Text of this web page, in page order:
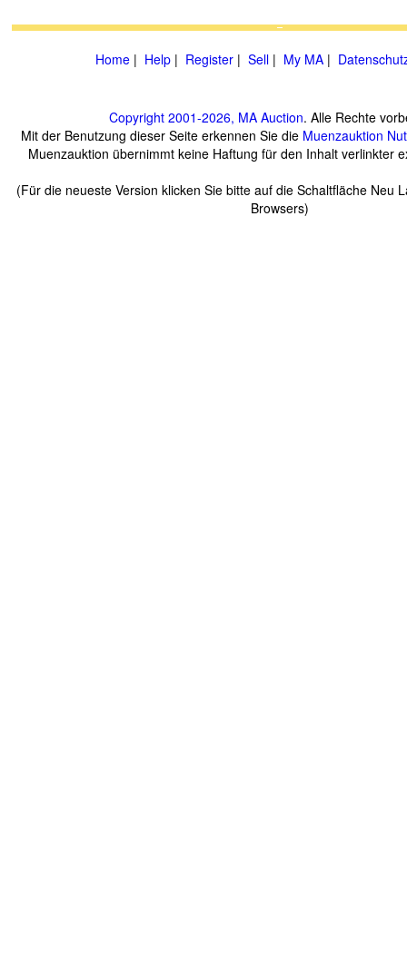
Home | Help | Register | Sell | My MA |
Copyright 2001-2026, MA Auction. Alle Rechte
Mit der Benutzung dieser Seite erkennen Sie die Muenzauktion
Muenzauktion übernimmt keine Haftung für den Inhalt verlinkter
(Für die neueste Version klicken Sie bitte auf die Schaltfläche Neu
Browsers)